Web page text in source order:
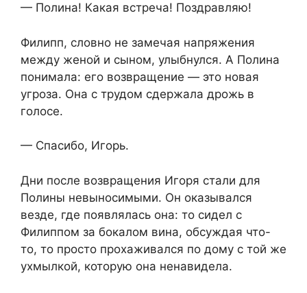
— Полина! Какая встреча! Поздравляю!
Филипп, словно не замечая напряжения
между женой и сыном, улыбнулся. А Полина
понимала: его возвращение — это новая
угроза. Она с трудом сдержала дрожь в
голосе.
— Спасибо, Игорь.
Дни после возвращения Игоря стали для
Полины невыносимыми. Он оказывался
везде, где появлялась она: то сидел с
Филиппом за бокалом вина, обсуждая что-
то, то просто прохаживался по дому с той же
ухмылкой, которую она ненавидела.